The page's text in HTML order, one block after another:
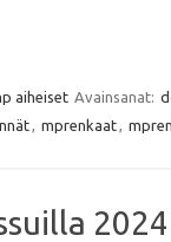
aiheiset Avainsanat:
, mprenkaat,
2024